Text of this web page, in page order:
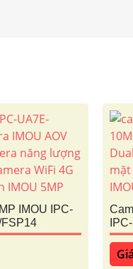
IMOU IPC-